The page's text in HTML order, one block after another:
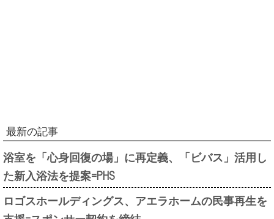
最新の記事
浴室を「心身回復の場」に再定義、「ビバス」活用し
た新入浴法を提案=PHS
ロゴスホールディングス、アエラホームの民事再生を